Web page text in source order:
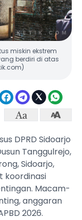
miskin ekstrem
berdiri di atas
DPRD Sidoarjo
Tanggulrejo,
Sidoarjo,
koordinasi
Macam-
anggaran
2026.